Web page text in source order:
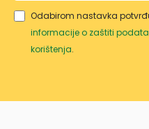
Odabirom nastavka
informacije o zaštiti
korištenja.